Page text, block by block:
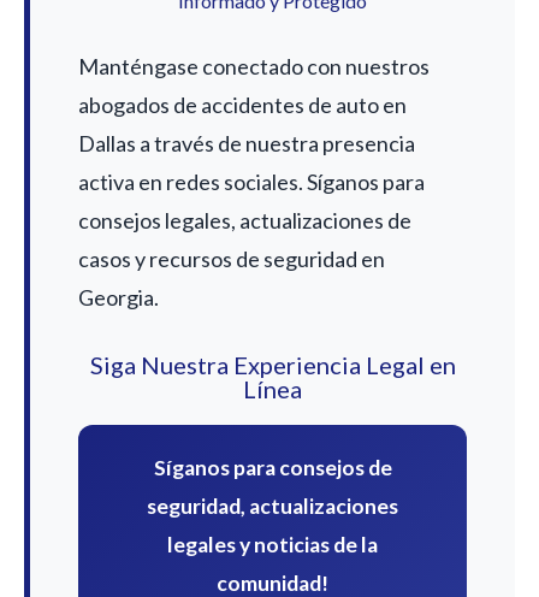
Manténgase conectado con nuestros
abogados de accidentes de auto en
Dallas a través de nuestra presencia
activa en redes sociales. Síganos para
consejos legales, actualizaciones de
casos y recursos de seguridad en
Georgia.
Siga Nuestra Experiencia Legal en
Línea
Síganos para consejos de
seguridad, actualizaciones
legales y noticias de la
comunidad!